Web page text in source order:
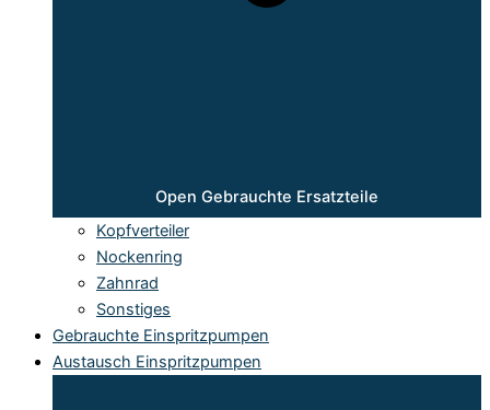
Open Gebrauchte Ersatzteile
Kopfverteiler
Nockenring
Zahnrad
Sonstiges
Gebrauchte Einspritzpumpen
Austausch Einspritzpumpen